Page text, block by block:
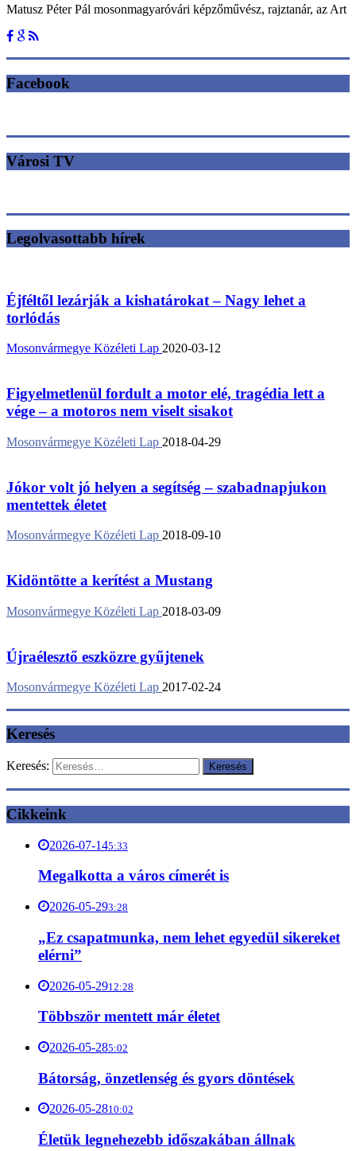
Matusz Péter Pál mosonmagyaróvári képzőművész, rajztanár, az Art
Facebook
Városi TV
Legolvasottabb hírek
Éjféltől lezárják a kishatárokat – Nagy lehet a
torlódás
Mosonvármegye Közéleti Lap 2020-03-12
Figyelmetlenül fordult a motor elé, tragédia lett a
vége – a motoros nem viselt sisakot
Mosonvármegye Közéleti Lap 2018-04-29
Jókor volt jó helyen a segítség – szabadnapjukon
mentettek életet
Mosonvármegye Közéleti Lap 2018-09-10
Kidöntötte a kerítést a Mustang
Mosonvármegye Közéleti Lap 2018-03-09
Újraélesztő eszközre gyűjtenek
Mosonvármegye Közéleti Lap 2017-02-24
Keresés
Keresés:
Cikkeink
2026-07-145:33
Megalkotta a város címerét is
2026-05-293:28
„Ez csapatmunka, nem lehet egyedül sikereket
elérni”
2026-05-2912:28
Többször mentett már életet
2026-05-285:02
Bátorság, önzetlenség és gyors döntések
2026-05-2810:02
Életük legnehezebb időszakában állnak